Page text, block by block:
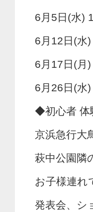
6月5日(水)
6月12日(水
6月17日(月
6月26日(水
◆初心者 体
京浜急行大
萩中公園隣
お子様連れ
発表会、シ